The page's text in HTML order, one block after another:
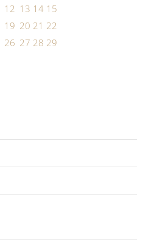
12 13 14 15
19 20 21 22
26 27 28 29